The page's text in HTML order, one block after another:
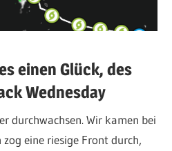
einen Glück, des
Wednesday
durchwachsen. Wir kamen bei
eine riesige Front durch,